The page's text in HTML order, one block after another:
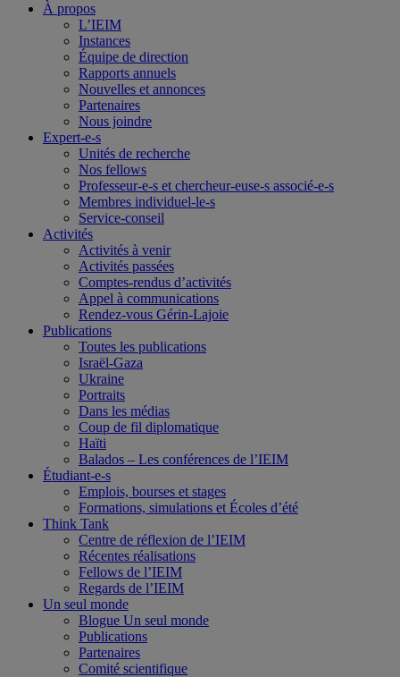
À propos
L’IEIM
Instances
Équipe de direction
Rapports annuels
Nouvelles et annonces
Partenaires
Nous joindre
Expert-e-s
Unités de recherche
Nos fellows
Professeur-e-s et chercheur-euse-s associé-e-s
Membres individuel-le-s
Service-conseil
Activités
Activités à venir
Activités passées
Comptes-rendus d’activités
Appel à communications
Rendez-vous Gérin-Lajoie
Publications
Toutes les publications
Israël-Gaza
Ukraine
Portraits
Dans les médias
Coup de fil diplomatique
Haïti
Balados – Les conférences de l’IEIM
Étudiant-e-s
Emplois, bourses et stages
Formations, simulations et Écoles d’été
Think Tank
Centre de réflexion de l’IEIM
Récentes réalisations
Fellows de l’IEIM
Regards de l’IEIM
Un seul monde
Blogue Un seul monde
Publications
Partenaires
Comité scientifique